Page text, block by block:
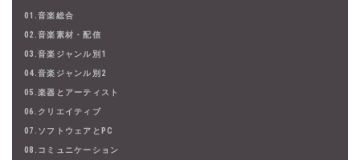
01.音楽総合
02.音楽素材・配信
03.音楽ジャンル別1
04.音楽ジャンル別2
05.楽器とアーティスト
06.クリエイティブ
07.ソフトウェアとPC
08.コミュニケーション